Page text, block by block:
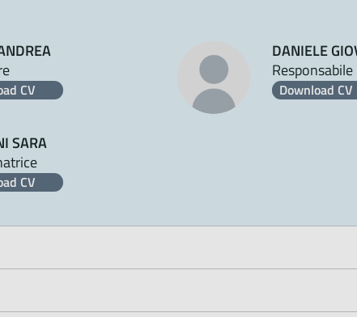
CV
DANIELE
Responsabile
Download CV
SARA
CV